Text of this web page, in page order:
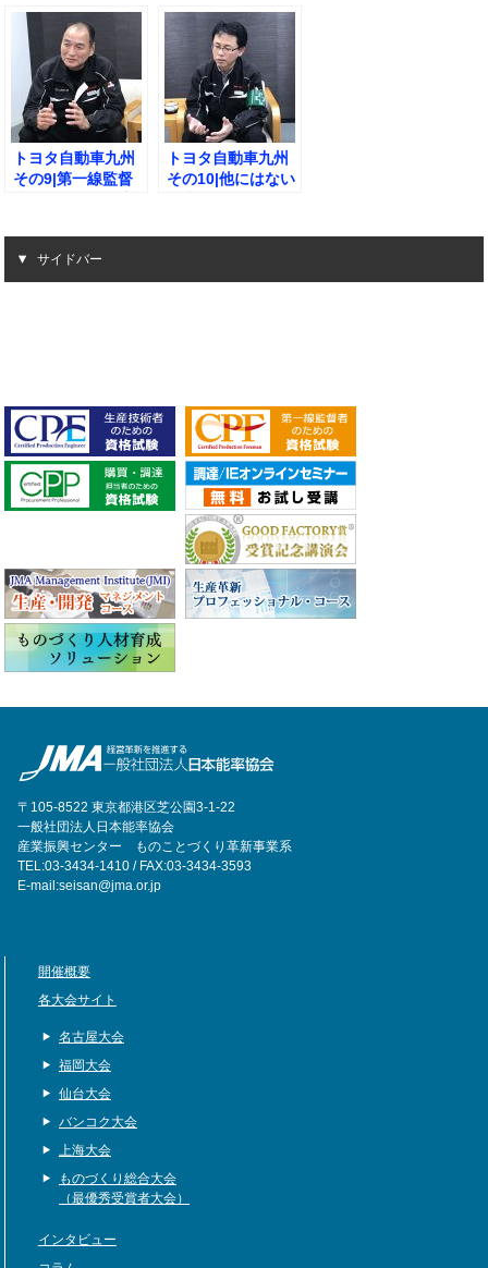
トヨタ自動車九州
その9|第一線監督
トヨタ自動車九州
その10|他にはない
サイドバー
〒105-8522 東京都港区芝公園3-1-22
一般社団法人日本能率協会
産業振興センター ものことづくり革新事業系
TEL:03-3434-1410 / FAX:03-3434-3593
E-mail:seisan@jma.or.jp
開催概要
各大会サイト
名古屋大会
福岡大会
仙台大会
バンコク大会
上海大会
ものづくり総合大会
（最優秀受賞者大会）
インタビュー